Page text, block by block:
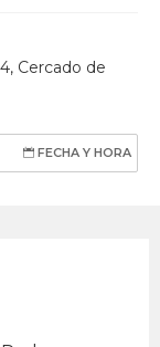
Cercado de
FECHA Y HORA